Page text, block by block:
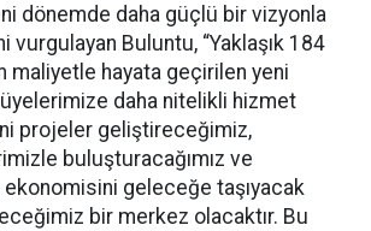
dönemde daha güçlü bir vizyonla
vurgulayan Buluntu, “Yaklaşık 184
maliyetle hayata geçirilen yeni
daha nitelikli hizmet
projeler geliştireceğimiz,
buluşturacağımız ve
ekonomisini geleceğe taşıyacak
bir merkez olacaktır. Bu